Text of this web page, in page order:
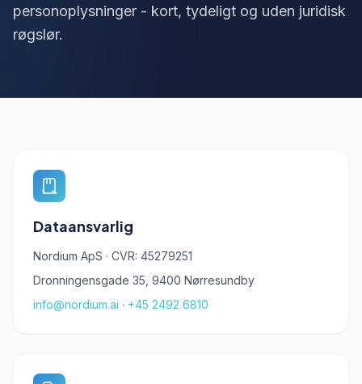
personoplysninger - kort, tydeligt og uden juridisk
røgslør.
Dataansvarlig
Nordium ApS · CVR: 45279251
Dronningensgade 35, 9400 Nørresundby
info@nordium.ai · +45 2492 6810